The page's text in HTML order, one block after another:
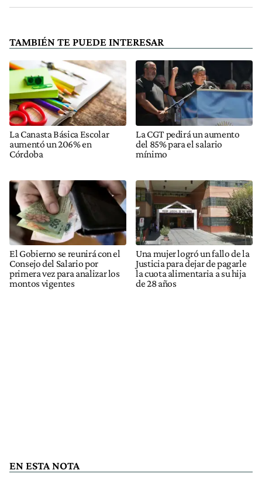
TAMBIÉN TE PUEDE INTERESAR
La Canasta Básica Escolar
aumentó un 206% en
Córdoba
La CGT pedirá un aumento
del 85% para el salario
mínimo
El Gobierno se reunirá con el
Consejo del Salario por
primera vez para analizar los
montos vigentes
Una mujer logró un fallo de la
Justicia para dejar de pagarle
la cuota alimentaria a su hija
de 28 años
EN ESTA NOTA